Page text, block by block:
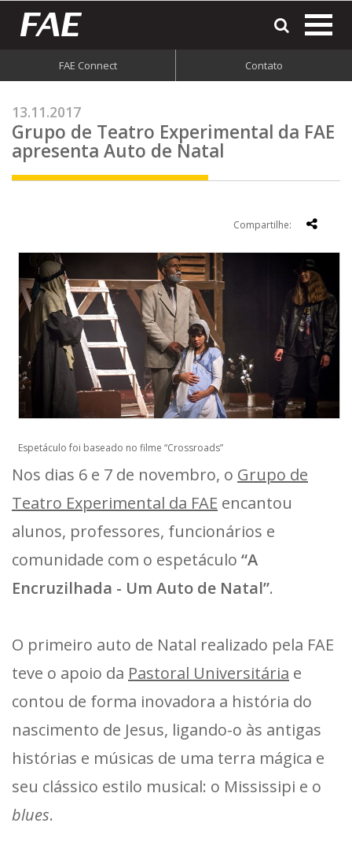
FAE Connect Contato
13.11.2017
Grupo de Teatro Experimental da FAE
apresenta Auto de Natal
Compartilhe:
Espetáculo foi baseado no filme “Crossroads”
Nos dias 6 e 7 de novembro, o Grupo de
Teatro Experimental da FAE encantou
alunos, professores, funcionários e
comunidade com o espetáculo “A
Encruzilhada - Um Auto de Natal”.
O primeiro auto de Natal realizado pela FAE
teve o apoio da Pastoral Universitária e
contou de forma inovadora a história do
nascimento de Jesus, ligando-o às antigas
histórias e músicas de uma terra mágica e
seu clássico estilo musical: o Mississipi e o
blues.